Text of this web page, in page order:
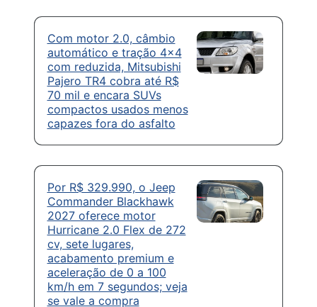
Com motor 2.0, câmbio
automático e tração 4×4
com reduzida, Mitsubishi
Pajero TR4 cobra até R$
70 mil e encara SUVs
compactos usados menos
capazes fora do asfalto
Por R$ 329.990, o Jeep
Commander Blackhawk
2027 oferece motor
Hurricane 2.0 Flex de 272
cv, sete lugares,
acabamento premium e
aceleração de 0 a 100
km/h em 7 segundos; veja
se vale a compra